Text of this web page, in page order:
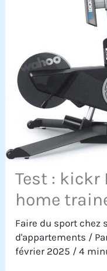
Test : kickr
home
Faire du sport chez
d'appartements /
février 2025 /4